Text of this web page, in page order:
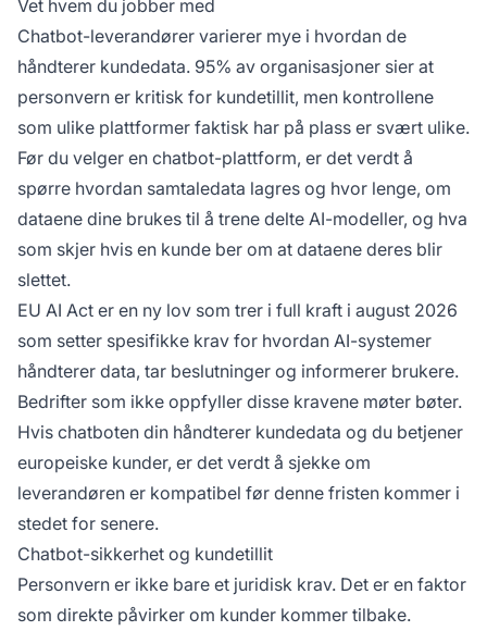
Vet hvem du jobber med
Chatbot-leverandører varierer mye i hvordan de
håndterer kundedata. 95% av organisasjoner sier at
personvern er kritisk for kundetillit, men kontrollene
som ulike plattformer faktisk har på plass er svært ulike.
Før du velger en chatbot-plattform, er det verdt å
spørre hvordan samtaledata lagres og hvor lenge, om
dataene dine brukes til å trene delte AI-modeller, og hva
som skjer hvis en kunde ber om at dataene deres blir
slettet.
EU AI Act er en ny lov som trer i full kraft i august 2026
som setter spesifikke krav for hvordan AI-systemer
håndterer data, tar beslutninger og informerer brukere.
Bedrifter som ikke oppfyller disse kravene møter bøter.
Hvis chatboten din håndterer kundedata og du betjener
europeiske kunder, er det verdt å sjekke om
leverandøren er kompatibel før denne fristen kommer i
stedet for senere.
Chatbot-sikkerhet og kundetillit
Personvern er ikke bare et juridisk krav. Det er en faktor
som direkte påvirker om kunder kommer tilbake.